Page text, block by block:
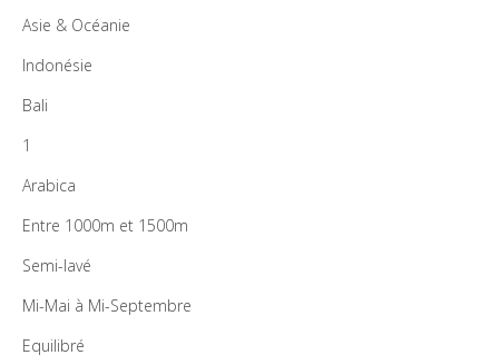
Asie & Océanie
Indonésie
Bali
1
Arabica
Entre 1000m et 1500m
Semi-lavé
Mi-Mai à Mi-Septembre
Equilibré